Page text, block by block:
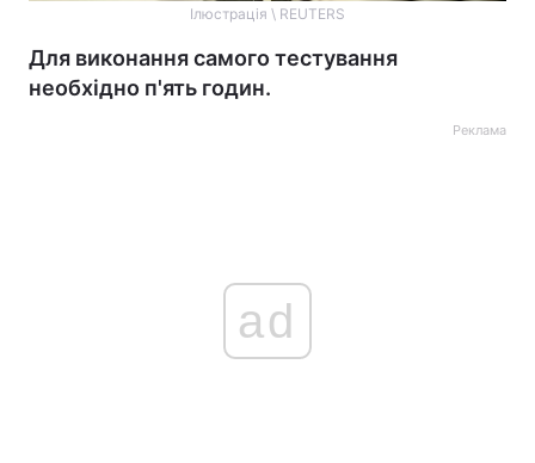
Ілюстрація \ REUTERS
Для виконання самого тестування
необхідно п'ять годин.
Реклама
ad